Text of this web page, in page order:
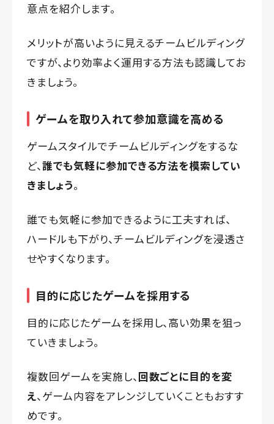
意点を紹介します。
メリットが高いように見えるチームビルディング
ですが、より効率よく運用する方法も認識してお
きましょう。
ゲームを取り入れて参加意識を高める
ゲームスタイルでチームビルディングをするな
ど、誰でも気軽に参加できる方法を模索してい
きましょう。
誰でも気軽に参加できるように工夫すれば、
ハードルも下がり、チームビルディングを浸透さ
せやすくなります。
目的に応じたゲームを採用する
目的に応じたゲームを採用し、高い効果を狙っ
ていきましょう。
複数回ゲームを実施し、回数ごとに目的を変
え、ゲーム内容をアレンジしていくこともおすす
めです。